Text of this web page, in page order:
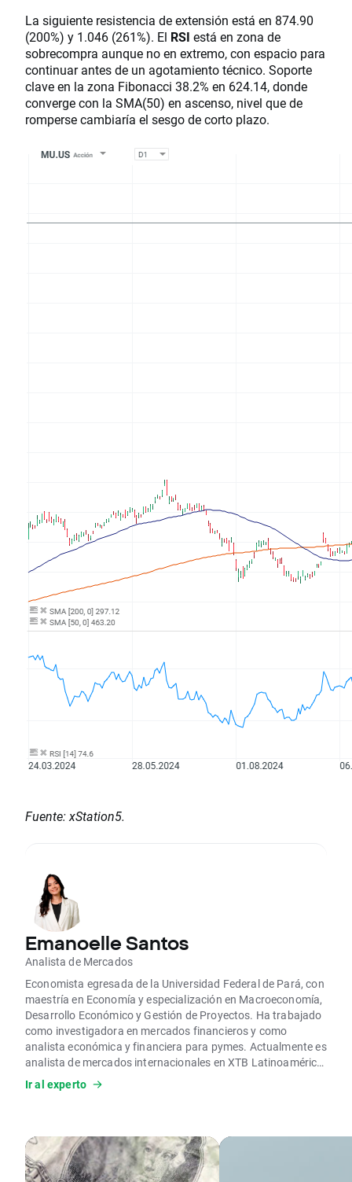
La siguiente resistencia de extensión está en 874.90
(200%) y 1.046 (261%). El RSI está en zona de
sobrecompra aunque no en extremo, con espacio para
continuar antes de un agotamiento técnico. Soporte
clave en la zona Fibonacci 38.2% en 624.14, donde
converge con la SMA(50) en ascenso, nivel que de
romperse cambiaría el sesgo de corto plazo.
Fuente: xStation5.
Emanoelle Santos
Analista de Mercados
Economista egresada de la Universidad Federal de Pará, con
maestría en Economía y especialización en Macroeconomía,
Desarrollo Económico y Gestión de Proyectos. Ha trabajado
como investigadora en mercados financieros y como
analista económica y financiera para pymes. Actualmente es
analista de mercados internacionales en XTB Latinoamérica,
donde realiza análisis técnicos y fundamentales de los
principales activos financieros.
Ir al experto